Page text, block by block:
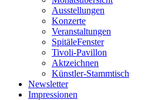
Ausstellungen
Konzerte
Veranstaltungen
SpitäleFenster
Tivoli-Pavillon
Aktzeichnen
Künstler-Stammtisch
Newsletter
Impressionen